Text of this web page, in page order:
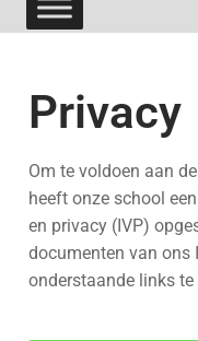
Privacy
Om te voldoen aan
heeft onze school
en privacy (IVP)
documenten van ons
onderstaande links te